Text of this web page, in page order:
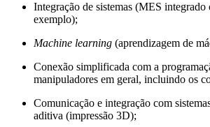
Integração de sistemas (MES integrado
exemplo);
Machine learning (aprendizagem de
Conexão simplificada com a
manipuladores em geral, incluindo os
Comunicação e integração com
aditiva (impressão 3D);